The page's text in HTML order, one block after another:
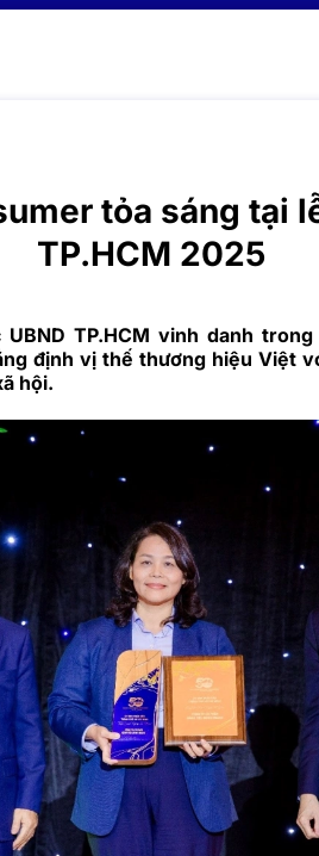
tỏa sáng tại
TP.HCM 2025
UBND TP.HCM vinh danh
định vị thế thương hiệu Việt
hội.